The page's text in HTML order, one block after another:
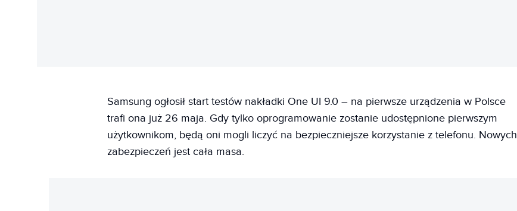
Samsung ogłosił start testów nakładki One UI 9.0 – na pierwsze urządzenia w Polsce
trafi ona już 26 maja. Gdy tylko oprogramowanie zostanie udostępnione pierwszym
użytkownikom, będą oni mogli liczyć na bezpieczniejsze korzystanie z telefonu. Nowych
zabezpieczeń jest cała masa.